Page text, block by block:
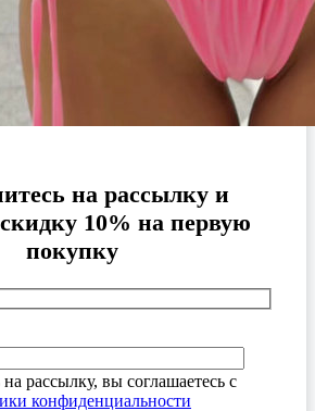
на рассылку и
10% на первую
покупку
рассылку, вы соглашаетесь с
конфиденциальности